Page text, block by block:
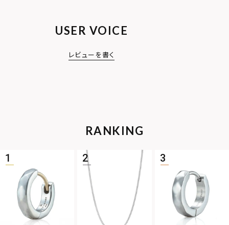
USER VOICE
レビューを書く
RANKING